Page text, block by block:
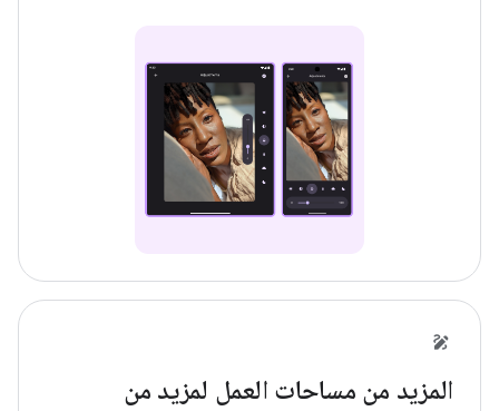
المزيد من مساحات العمل لمزيد من